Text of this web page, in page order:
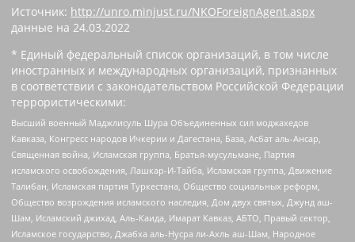
Источник: http://unro.minjust.ru/NKOForeignAgent.aspx
данные на 24.03.2022
* Единый федеральный список организаций, в том числе
иностранных и международных организаций, признанных
в соответствии с законодательством Российской Федерации
террористическими:
Высший военный Маджлисуль Шура Объединенных сил моджахедов
Кавказа, Конгресс народов Ичкерии и Дагестана, База, Асбат аль-Ансар,
Священная война, Исламская группа, Братья-мусульмане, Партия
исламского освобождения, Лашкар-И-Тайба, Исламская группа, Движение
Талибан, Исламская партия Туркестана, Общество социальных реформ,
Общество возрождения исламского наследия, Дом двух святых, Джунд аш-
Шам, Исламский джихад, Аль-Каида, Имарат Кавказ, АБТО, Правый сектор,
Исламское государство, Джабха аль-Нусра ли-Ахль аш-Шам, Народное